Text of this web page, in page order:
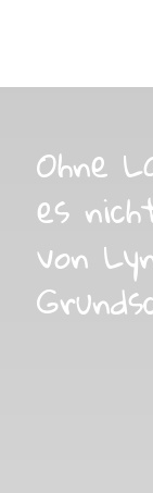
Ohne
es
von